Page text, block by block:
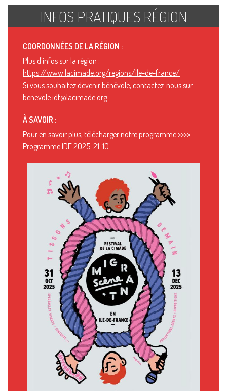
INFOS PRATIQUES RÉGION
COORDONNÉES DE LA RÉGION :
Plus d'infos sur la région :
https://www.lacimade.org/regions/ile-de-france/
Si vous souhaitez devenir bénévole, contactez-nous sur
benevole.idf@lacimade.org
À SAVOIR :
Pour en savoir plus, télécharger notre programme >>>>
Programme IDF 2025-21-10